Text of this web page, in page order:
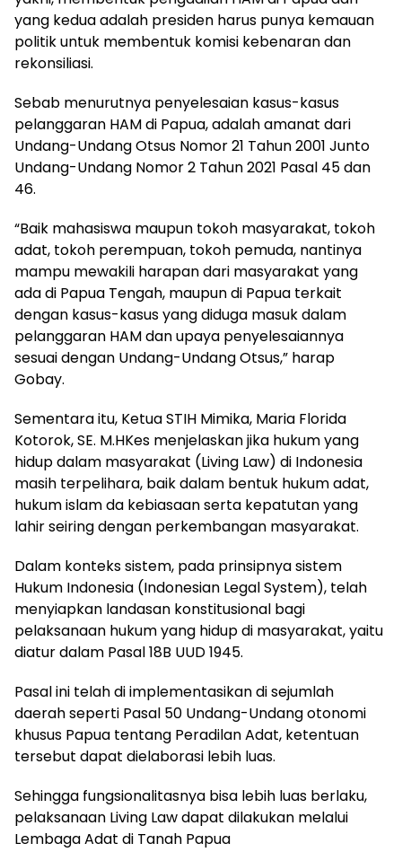
yang kedua adalah presiden harus punya kemauan
politik untuk membentuk komisi kebenaran dan
rekonsiliasi.
Sebab menurutnya penyelesaian kasus-kasus
pelanggaran HAM di Papua, adalah amanat dari
Undang-Undang Otsus Nomor 21 Tahun 2001 Junto
Undang-Undang Nomor 2 Tahun 2021 Pasal 45 dan
46.
“Baik mahasiswa maupun tokoh masyarakat, tokoh
adat, tokoh perempuan, tokoh pemuda, nantinya
mampu mewakili harapan dari masyarakat yang
ada di Papua Tengah, maupun di Papua terkait
dengan kasus-kasus yang diduga masuk dalam
pelanggaran HAM dan upaya penyelesaiannya
sesuai dengan Undang-Undang Otsus,” harap
Gobay.
Sementara itu, Ketua STIH Mimika, Maria Florida
Kotorok, SE. M.HKes menjelaskan jika hukum yang
hidup dalam masyarakat (Living Law) di Indonesia
masih terpelihara, baik dalam bentuk hukum adat,
hukum islam da kebiasaan serta kepatutan yang
lahir seiring dengan perkembangan masyarakat.
Dalam konteks sistem, pada prinsipnya sistem
Hukum Indonesia (Indonesian Legal System), telah
menyiapkan landasan konstitusional bagi
pelaksanaan hukum yang hidup di masyarakat, yaitu
diatur dalam Pasal 18B UUD 1945.
Pasal ini telah di implementasikan di sejumlah
daerah seperti Pasal 50 Undang-Undang otonomi
khusus Papua tentang Peradilan Adat, ketentuan
tersebut dapat dielaborasi lebih luas.
Sehingga fungsionalitasnya bisa lebih luas berlaku,
pelaksanaan Living Law dapat dilakukan melalui
Lembaga Adat di Tanah Papua